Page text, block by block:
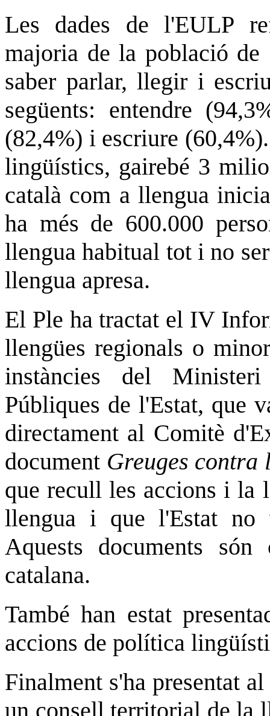
Les dades de l'EULP
majoria de la població de
saber parlar, llegir i
següents: entendre
(82,4%) i escriure
lingüístics, gairebé 3
català com a llengua
ha més de 600.000
llengua habitual tot i no
llengua apresa.
El Ple ha tractat el IV
llengües regionals o
instàncies del
Públiques de l'Estat, que
directament al Comitè
document Greuges contra
que recull les accions i la
llengua i que l'Estat no
Aquests documents
catalana.
També han estat
accions de política
Finalment s'ha presentat
un consell territorial de la